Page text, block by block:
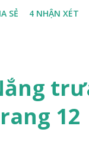
SẺ 4 NHẬN XÉT
12